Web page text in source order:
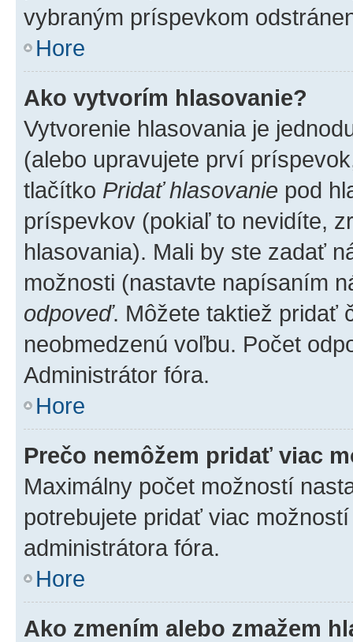
vybraným príspevkom
Hore
Ako vytvorím hlasovanie?
Vytvorenie hlasovania je
(alebo upravujete prví
tlačítko Pridať hlasovanie pod
príspevkov (pokiaľ to nevidíte,
hlasovania). Mali by ste zadať
možnosti (nastavte napísaním
odpoveď. Môžete taktiež pridať
neobmedzenú voľbu. Počet
Administrátor fóra.
Hore
Prečo nemôžem pridať viac
Maximálny počet možností
potrebujete pridať viac
administrátora fóra.
Hore
Ako zmením alebo zmažem